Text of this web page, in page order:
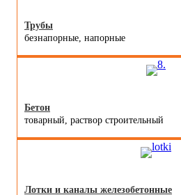
Трубы
безнапорные, напорные
Бетон
товарный, раствор строительный
Лотки и каналы железобетонные